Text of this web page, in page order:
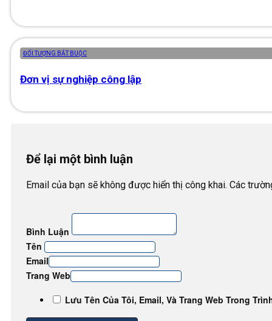
ĐỐI TƯỢNG BẮT BUỘC
Đơn vị sự nghiệp công lập
Để lại một bình luận
Email của bạn sẽ không được hiển thị công khai. Các
Bình Luận
Tên
Email
Trang Web
Lưu Tên Của Tôi, Email, Và Trang Web Trong